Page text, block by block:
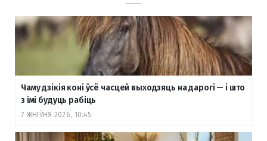
Чаму дзікія коні ўсё часцей выходзяць на дарогі — і што
з імі будуць рабіць
7 ЖНІЎНЯ 2026, 10:45